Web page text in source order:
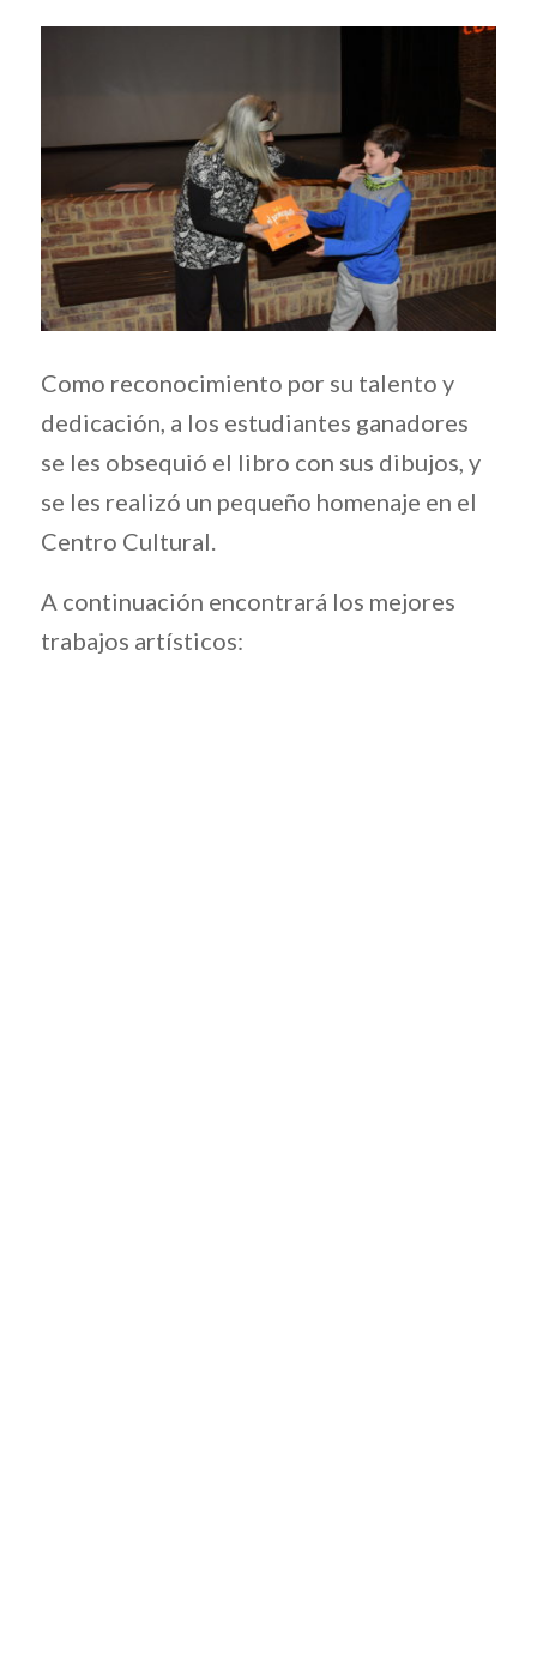
Como reconocimiento por su talento y
dedicación, a los estudiantes ganadores
se les obsequió el libro con sus dibujos, y
se les realizó un pequeño homenaje en el
Centro Cultural.
A continuación encontrará los mejores
trabajos artísticos: